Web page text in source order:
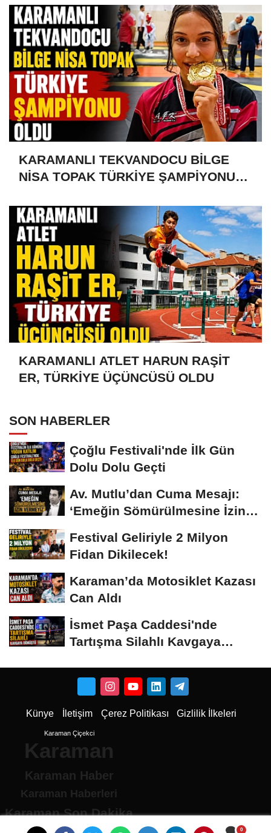
KARAMANLI TEKVANDOCU BİLGE
NİSA TOPAK TÜRKİYE ŞAMPİYONU
KARAMANLI ATLET HARUN RAŞİT
ER, TÜRKİYE ÜÇÜNCÜSÜ OLDU
SON HABERLER
Çoğlu Festivali'nde İlk Gün
Dolu Dolu Geçti
Av. Mutlu’dan Cuma Mesajı:
‘Emeğin Sömürülmesine İzin
Festival Geliriyle 2 Milyon
Fidan Dikilecek!
Karaman’da Motosiklet Kazası
Can Aldı
İsmet Paşa Caddesi'nde
Tartışma Silahlı Kavgaya
Künye İletişim Çerez Politikası Gizlilik İlkeleri
Karaman Çiçekci
Karaman
Karaman Haber
Karaman Haberleri
Karaman Son Dakika
Karaman son dakika Haberleri